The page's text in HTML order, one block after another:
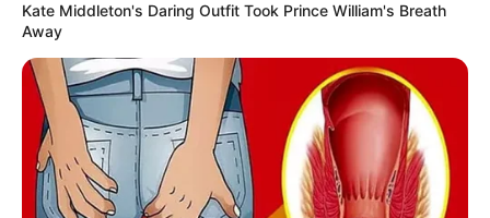
FAQ
Siapa Wika Salim?
Dia adalah penyanyi, aktris, presenter kelahiran Bogor, Jawa
Barat.
Siapa nama asli Wika Salim?
Kate Middleton's Daring Outfit Took Prince William's Breath
Away